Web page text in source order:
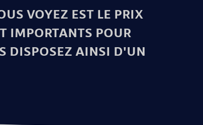
VOYEZ EST LE PRIX
IMPORTANTS POUR
DISPOSEZ AINSI D'UN